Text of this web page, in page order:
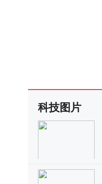
科技图片